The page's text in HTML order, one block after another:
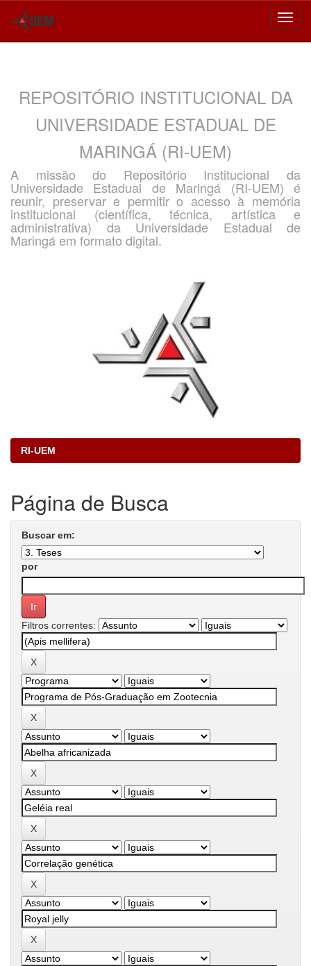
REPOSITÓRIO INSTITUCIONAL DA
UNIVERSIDADE ESTADUAL DE
MARINGÁ (RI-UEM)
A missão do Repositório Institucional da
Universidade Estadual de Maringá (RI-UEM) é
reunir, preservar e permitir o acesso à memória
institucional (científica, técnica, artística e
administrativa) da Universidade Estadual de
Maringá em formato digital.
RI-UEM
Página de Busca
Buscar em:
por
Filtros correntes: